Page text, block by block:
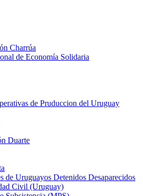
Charrúa
de Economía Solidaria
de Pruduccion del Uruguay
Duarte
de Uruguayos Detenidos Desaparecidos
Civil (Uruguay)